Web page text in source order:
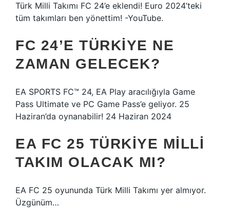
Türk Milli Takımı FC 24’e eklendi! Euro 2024’teki
tüm takımları ben yönettim! -YouTube.
FC 24’E TÜRKIYE NE
ZAMAN GELECEK?
EA SPORTS FC™️ 24, EA Play aracılığıyla Game
Pass Ultimate ve PC Game Pass’e geliyor. 25
Haziran’da oynanabilir! 24 Haziran 2024
EA FC 25 TÜRKIYE MILLI
TAKIM OLACAK MI?
EA FC 25 oyununda Türk Milli Takımı yer almıyor.
Üzgünüm…